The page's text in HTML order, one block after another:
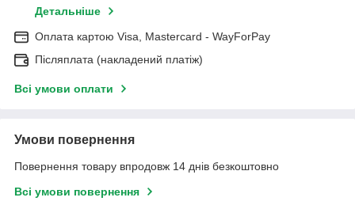
Детальніше
Оплата картою Visa, Mastercard - WayForPay
Післяплата (накладений платіж)
Всі умови оплати
Умови повернення
Повернення товару впродовж 14 днів безкоштовно
Всі умови повернення